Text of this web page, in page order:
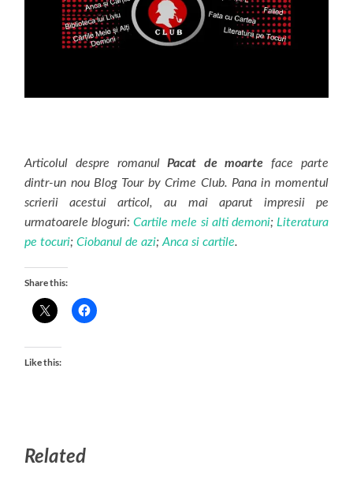
Articolul despre romanulPacat de moarte face parte
dintr-un nou Blog Tour by Crime Club. Pana in momentul
scrierii acestui articol, au mai aparut impresii pe
urmatoarele bloguri:Cartile mele si alti demoni; Literatura
pe tocuri;Ciobanul de azi;Anca si cartile.
Share this:
Like this:
Related